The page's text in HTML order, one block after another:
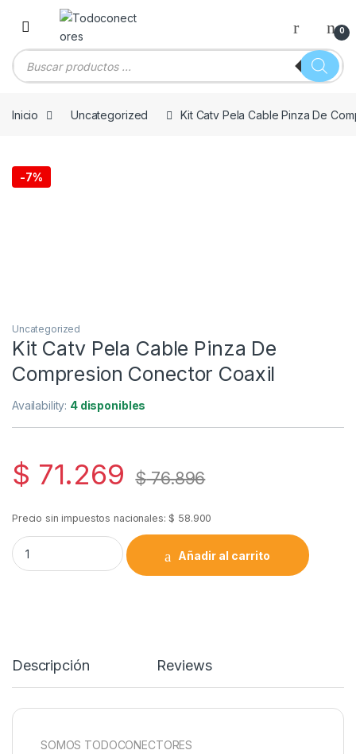
Skip to navigation
Skip to content
0
Búsqueda de productos
Inicio Uncategorized Kit Catv Pela Cable Pinza De
-7%
Uncategorized
Kit Catv Pela Cable Pinza De
Compresion Conector Coaxil
Availability: 4 disponibles
$ 71.269 $76.896
Precio sin impuestos nacionales:$ 58.900
Kit Catv Pela Cable Pinza De Compresion Conector Coaxil
Añadir al carrito
Descripción Reviews
SOMOS TODOCONECTORES